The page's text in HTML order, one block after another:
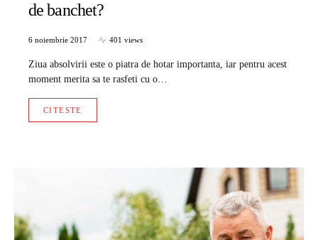
de banchet?
6 noiembrie 2017 401 views
Ziua absolvirii este o piatra de hotar importanta, iar pentru acest
moment merita sa te rasfeti cu o…
CITESTE